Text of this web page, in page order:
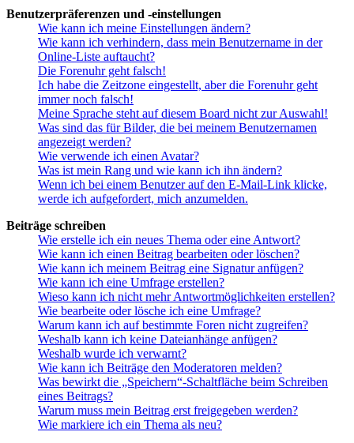
Benutzerpräferenzen und -einstellungen
Wie kann ich meine Einstellungen ändern?
Wie kann ich verhindern, dass mein Benutzername in der
Online-Liste auftaucht?
Die Forenuhr geht falsch!
Ich habe die Zeitzone eingestellt, aber die Forenuhr geht
immer noch falsch!
Meine Sprache steht auf diesem Board nicht zur Auswahl!
Was sind das für Bilder, die bei meinem Benutzernamen
angezeigt werden?
Wie verwende ich einen Avatar?
Was ist mein Rang und wie kann ich ihn ändern?
Wenn ich bei einem Benutzer auf den E-Mail-Link klicke,
werde ich aufgefordert, mich anzumelden.
Beiträge schreiben
Wie erstelle ich ein neues Thema oder eine Antwort?
Wie kann ich einen Beitrag bearbeiten oder löschen?
Wie kann ich meinem Beitrag eine Signatur anfügen?
Wie kann ich eine Umfrage erstellen?
Wieso kann ich nicht mehr Antwortmöglichkeiten erstellen?
Wie bearbeite oder lösche ich eine Umfrage?
Warum kann ich auf bestimmte Foren nicht zugreifen?
Weshalb kann ich keine Dateianhänge anfügen?
Weshalb wurde ich verwarnt?
Wie kann ich Beiträge den Moderatoren melden?
Was bewirkt die „Speichern“-Schaltfläche beim Schreiben
eines Beitrags?
Warum muss mein Beitrag erst freigegeben werden?
Wie markiere ich ein Thema als neu?